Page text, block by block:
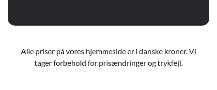
Alle priser på vores hjemmeside er i danske kroner. Vi
tager forbehold for prisændringer og trykfejl.